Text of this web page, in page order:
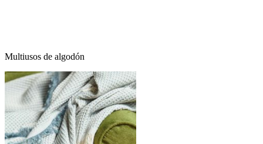
Multiusos de algodón